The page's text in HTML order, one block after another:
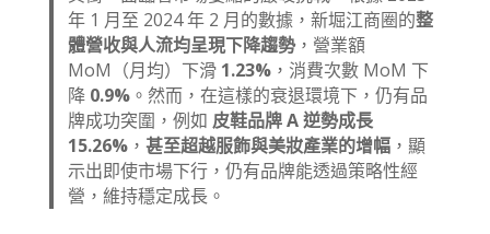
年 1 月至 2024 年 2 月的數據，新堀江商圈的整
體營收與人流均呈現下降趨勢，營業額
MoM（月均）下滑 1.23% ，消費次數 MoM 下
降 0.9% 。然而，在這樣的衰退環境下，仍有品
牌成功突圍，例如 皮鞋品牌 A 逆勢成長
15.26% ，甚至超越服飾與美妝產業的增幅 ，顯
示出即使市場下行，仍有品牌能透過策略性經
營，維持穩定成長。